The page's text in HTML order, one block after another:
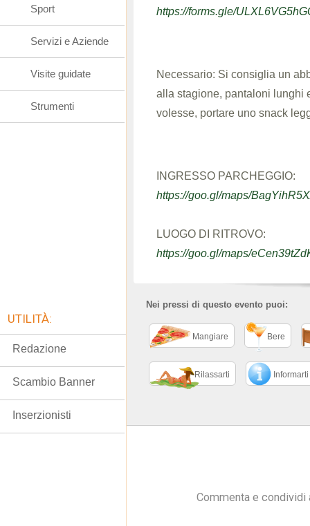
https://forms.gle/
Necessario: Si consiglia un
alla stagione, pantaloni lunghi
volesse, portare uno snack
INGRESSO PARCHEGGIO:
https://goo.gl/maps/
LUOGO DI RITROVO:
https://goo.gl/maps/
Nei pressi di questo evento puoi:
Mangiare Bere
Rilassarti Informarti
Commenta e
Sport
Servizi e Aziende
Visite guidate
Strumenti
UTILITÀ:
Redazione
Scambio Banner
Inserzionisti